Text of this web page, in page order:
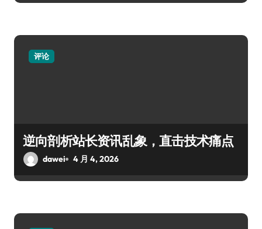
评论
逆向剖析站长资讯乱象，直击技术痛点
dawei 4 月 4, 2026